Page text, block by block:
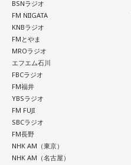
BSNラジオ
FM NIIGATA
KNBラジオ
FMとやま
MROラジオ
エフエム石川
FBCラジオ
FM福井
YBSラジオ
FM FUJI
SBCラジオ
FM長野
NHK AM（東京）
NHK AM（名古屋）